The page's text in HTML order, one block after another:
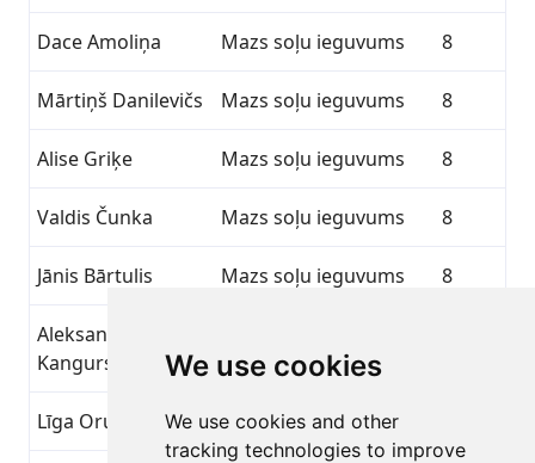
We use cookies
We use cookies and other
tracking technologies to improve
Dace Amoliņa Mazs soļu ieguvums 8
Mārtiņš Danilevičs Mazs soļu ieguvums 8
Alise Griķe Mazs soļu ieguvums 8
Valdis Čunka Mazs soļu ieguvums 8
Jānis Bārtulis Mazs soļu ieguvums 8
Aleksandrs
Kangurs
Līga Orupa Mazs soļu ieguvums